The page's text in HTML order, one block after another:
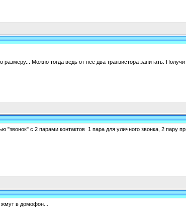
Можно тогда ведь от нее два транзистора запитать.
с 2 парами контактов 1 пара для уличного звонка, 2 пару
в домофон...